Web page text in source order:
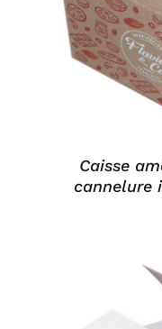
Caisse
cannelure